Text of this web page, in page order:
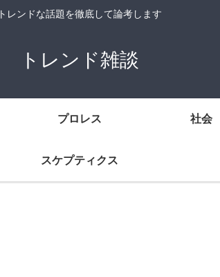
トレンドな話題を徹底して論考します
トレンド雑談
プロレス 社会
スケプティクス